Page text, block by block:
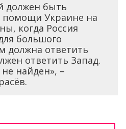
должен быть
помощи Украине на
когда Россия
большого
должна ответить
ответить Запад.
найден», –